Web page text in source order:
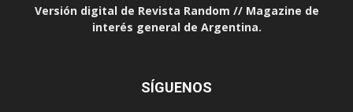
Versión digital de Revista Random // Magazine de
interés general de Argentina.
SÍGUENOS